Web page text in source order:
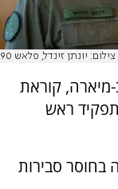
צילום: יונתן זינדל, פלאש 90
מיארה, קוראת
ראש
סבירות